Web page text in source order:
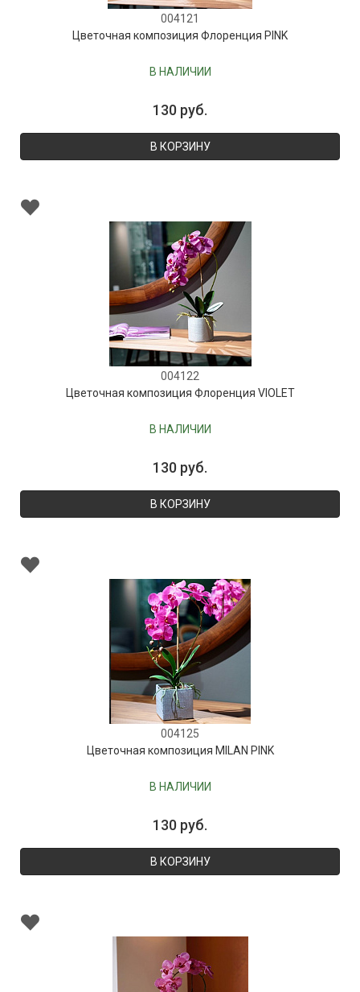
004121
Цветочная композиция Флоренция PINK
В НАЛИЧИИ
130 руб.
В КОРЗИНУ
004122
Цветочная композиция Флоренция VIOLET
В НАЛИЧИИ
130 руб.
В КОРЗИНУ
004125
Цветочная композиция MILAN PINK
В НАЛИЧИИ
130 руб.
В КОРЗИНУ